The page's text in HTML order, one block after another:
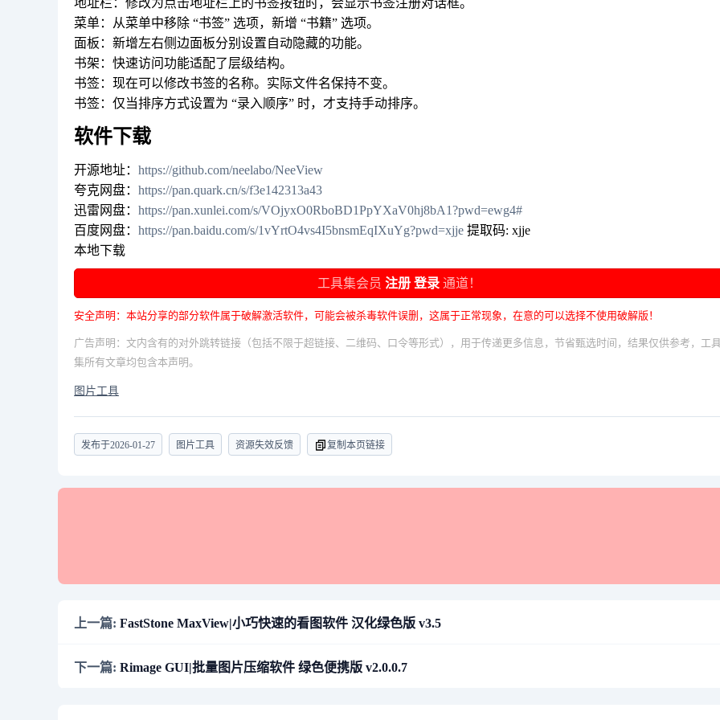
地址栏：修改为点击地址栏上的书签按钮时，会显示书签注册对话框。
菜单：从菜单中移除 “书签” 选项，新增 “书籍” 选项。
面板：新增左右侧边面板分别设置自动隐藏的功能。
书架：快速访问功能适配了层级结构。
书签：现在可以修改书签的名称。实际文件名保持不变。
书签：仅当排序方式设置为 “录入顺序” 时，才支持手动排序。
软件下载
开源地址： https://github.com/neelabo/NeeView
夸克网盘： https://pan.quark.cn/s/f3e142313a43
迅雷网盘： https://pan.xunlei.com/s/VOjyxO0RboBD1PpYXaV0hj8bA1?pwd=ewg4#
百度网盘： https://pan.baidu.com/s/1vYrtO4vs4I5bnsmEqIXuYg?pwd=xjje 提取码: xjje
本地下载
工具集会员 注册 登录 通道！
安全声明：本站分享的部分软件属于破解激活软件，可能会被杀毒软件误删，这属于正常现象，在意的可以选择不使用破解版！
广告声明：文内含有的对外跳转链接（包括不限于超链接、二维码、口令等形式），用于传递更多信息，节省甄选时间，结果仅供参考，工
集所有文章均包含本声明。
图片工具
发布于2026-01-27 图片工具 资源失效反馈 复制本页链接
上一篇: FastStone MaxView|小巧快速的看图软件 汉化绿色版 v3.5
下一篇: Rimage GUI|批量图片压缩软件 绿色便携版 v2.0.0.7